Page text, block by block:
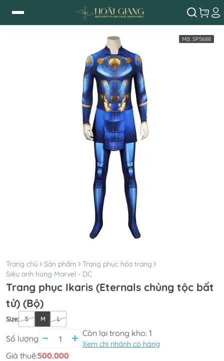
Mã: SP5688
Trang chủ Sản phẩm
Trang phục hóa trang
Siêu anh hùng Marvel - DC
Trang phục Ikaris (Eternals chủng tộc bất
tử) (Bộ)
Size: S M L
Số lượng
Còn lại trong kho: 1
Xem chi nhánh có hàng
Giá thuê:500.000